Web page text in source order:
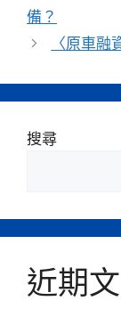
備？
〈原車
搜尋
近期